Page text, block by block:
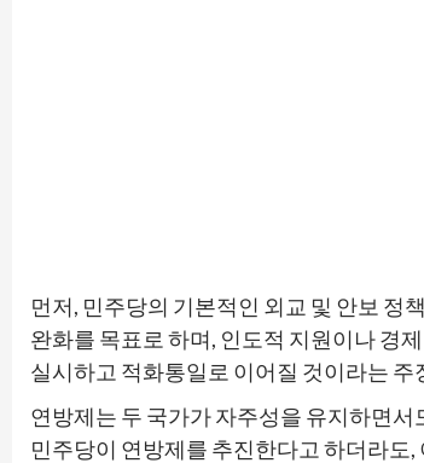
먼저, 민주당의 기본적인 외교 및 안보 정
완화를 목표로 하며, 인도적 지원이나 경
실시하고 적화통일로 이어질 것이라는
연방제는 두 국가가 자주성을 유지하면
민주당이 연방제를 추진한다고 하더라도